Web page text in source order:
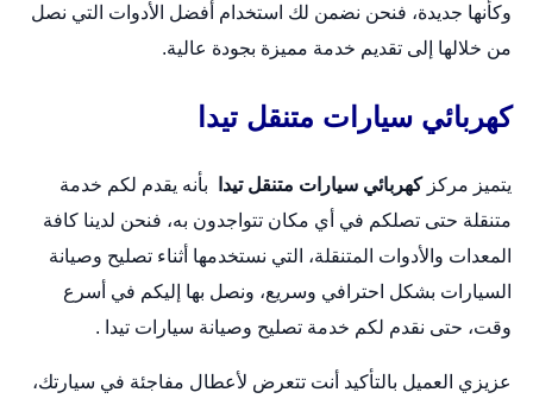
وكأنها جديدة، فنحن نضمن لك استخدام أفضل الأدوات التي نصل
من خلالها إلى تقديم خدمة مميزة بجودة عالية.
كهربائي سيارات متنقل تيدا
يتميز مركزكهربائي سيارات متنقل تيدا
بأنه يقدم لكم خدمة
متنقلة حتى تصلكم في أي مكان تتواجدون به، فنحن لدينا كافة
المعدات والأدوات المتنقلة، التي نستخدمها أثناء تصليح وصيانة
السيارات بشكل احترافي وسريع، ونصل بها إليكم في أسرع
وقت، حتى نقدم لكم خدمة تصليح وصيانة سيارات تيدا .
عزيزي العميل بالتأكيد أنت تتعرض لأعطال مفاجئة في سيارتك،